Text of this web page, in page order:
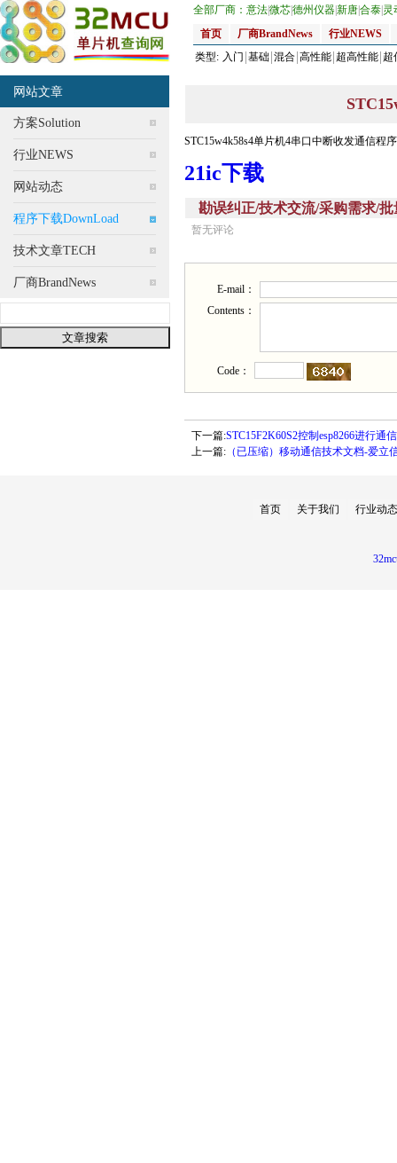
全部厂商： 意法微芯德州仪器新唐合泰 灵
首页
厂商BrandNews
行业NEWS
类型: 入门 基础 混合 高性能 超高性能 超
网站文章
方案Solution
行业NEWS
网站动态
程序下载DownLoad
技术文章TECH
厂商BrandNews
STC15w4k58s4单片机4串口中断收发通信程
21ic下载
勘误纠正/技术交流/采购需求/批
暂无评论
E-mail：
Contents：
Code：
下一篇:STC15F2K60S2控制esp8266进行通
上一篇: （已压缩）移动通信技术文档-爱立
首页 关于我们 行业动态